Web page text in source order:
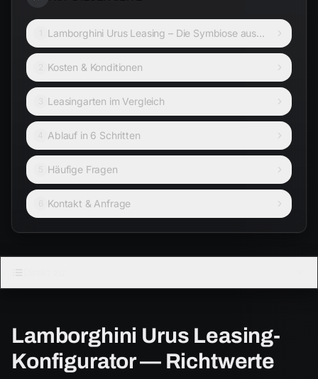
Lamborghini Urus Leasing – Die Symbiose aus
Luxus und ungebändigter Kraft
Kosten & Konditionen
Leasingarten im Vergleich
Ablauf in 6 Schritten
Häufige Fragen
Kontakt & Anfrage
Lamborghini Urus Leasing-
Konfigurator — Richtwerte
URUS
4.0 V8 Biturbo
ab € 2.250 ab € 2.850